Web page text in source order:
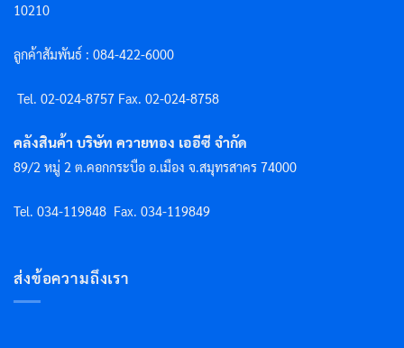
10210
ลูกค้าสัมพันธ์ : 084-422-6000
Tel. 02-024-8757 Fax. 02-024-8758
คลังสินค้า บริษัท ควายทอง เออีซี จำกัด
89/2 หมู่ 2 ต.คอกกระบือ อ.เมือง จ.สมุทรสาคร 74000
Tel. 034-119848 Fax. 034-119849
ส่งข้อความถึงเรา